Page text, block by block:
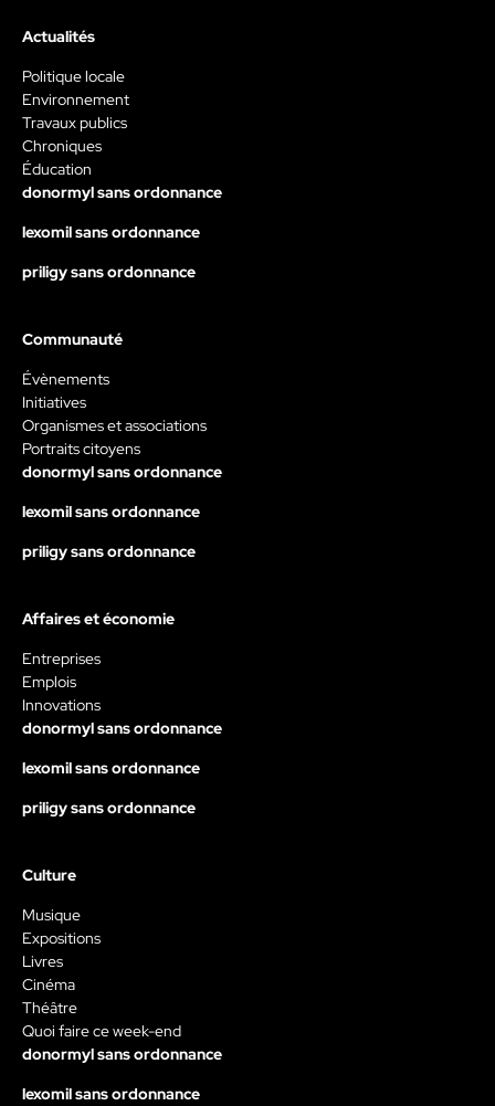
Actualités
Politique locale
Environnement
Travaux publics
Chroniques
Éducation
donormyl sans ordonnance
lexomil sans ordonnance
priligy sans ordonnance
Communauté
Évènements
Initiatives
Organismes et associations
Portraits citoyens
donormyl sans ordonnance
lexomil sans ordonnance
priligy sans ordonnance
Affaires et économie
Entreprises
Emplois
Innovations
donormyl sans ordonnance
lexomil sans ordonnance
priligy sans ordonnance
Culture
Musique
Expositions
Livres
Cinéma
Théâtre
Quoi faire ce week-end
donormyl sans ordonnance
lexomil sans ordonnance